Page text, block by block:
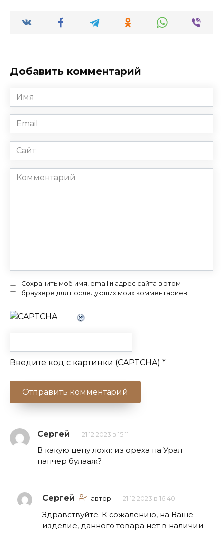
Добавить комментарий
Имя
*
Email
*
Сайт
Комментарий
Сохранить моё имя, email и адрес сайта в этом
браузере для последующих моих комментариев.
Введите код с картинки (CAPTCHA) *
Сергей 21.12.2023 в 15:11
В какую цену ложк из ореха на Урал
панчер булааж?
Сергей автор 21.12.2023 в 16:40
Здравствуйте. К сожалению, на Ваше
изделие, данного товара нет в наличии